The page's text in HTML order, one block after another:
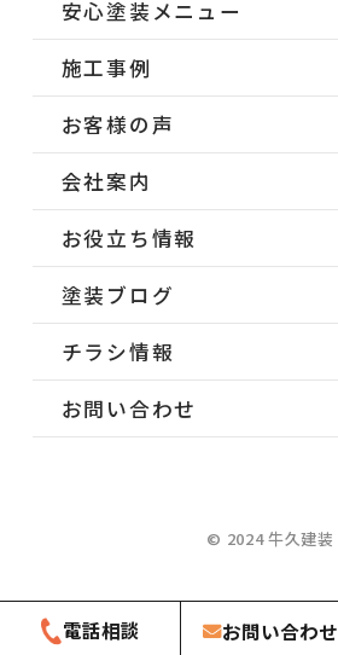
電話相談 お問い合わせ
安心塗装メニュー
施工事例
お客様の声
会社案内
お役立ち情報
塗装ブログ
チラシ情報
お問い合わせ
© 2024 牛久建装